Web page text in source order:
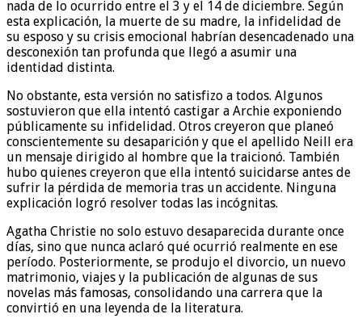
nada de lo ocurrido entre el 3 y el 14 de diciembre. Según
esta explicación, la muerte de su madre, la infidelidad de
su esposo y su crisis emocional habrían desencadenado una
desconexión tan profunda que llegó a asumir una
identidad distinta.
No obstante, esta versión no satisfizo a todos. Algunos
sostuvieron que ella intentó castigar a Archie exponiendo
públicamente su infidelidad. Otros creyeron que planeó
conscientemente su desaparición y que el apellido Neill era
un mensaje dirigido al hombre que la traicionó. También
hubo quienes creyeron que ella intentó suicidarse antes de
sufrir la pérdida de memoria tras un accidente. Ninguna
explicación logró resolver todas las incógnitas.
Agatha Christie no solo estuvo desaparecida durante once
días, sino que nunca aclaró qué ocurrió realmente en ese
período. Posteriormente, se produjo el divorcio, un nuevo
matrimonio, viajes y la publicación de algunas de sus
novelas más famosas, consolidando una carrera que la
convirtió en una leyenda de la literatura.